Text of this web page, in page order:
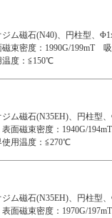
ジム磁石(N40)、円柱型、
磁束密度：1990G/199mT
温度：≦150℃
ジム磁石(N35EH)、円柱型
面磁束密度：1940G/
使用温度：≦270℃
ジム磁石(N35EH)、円柱型
面磁束密度：1970G/